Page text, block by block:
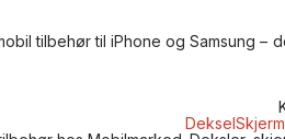
tilbehør til iPhone og Samsung –
Deksel